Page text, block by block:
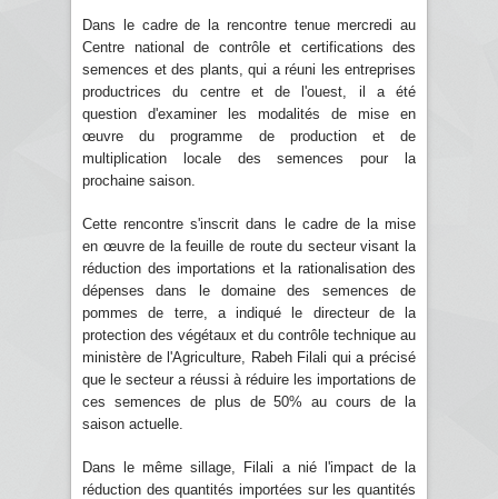
Dans le cadre de la rencontre tenue mercredi au
Centre national de contrôle et certifications des
semences et des plants, qui a réuni les entreprises
productrices du centre et de l'ouest, il a été
question d'examiner les modalités de mise en
œuvre du programme de production et de
multiplication locale des semences pour la
prochaine saison.
Cette rencontre s'inscrit dans le cadre de la mise
en œuvre de la feuille de route du secteur visant la
réduction des importations et la rationalisation des
dépenses dans le domaine des semences de
pommes de terre, a indiqué le directeur de la
protection des végétaux et du contrôle technique au
ministère de l'Agriculture, Rabeh Filali qui a précisé
que le secteur a réussi à réduire les importations de
ces semences de plus de 50% au cours de la
saison actuelle.
Dans le même sillage, Filali a nié l'impact de la
réduction des quantités importées sur les quantités